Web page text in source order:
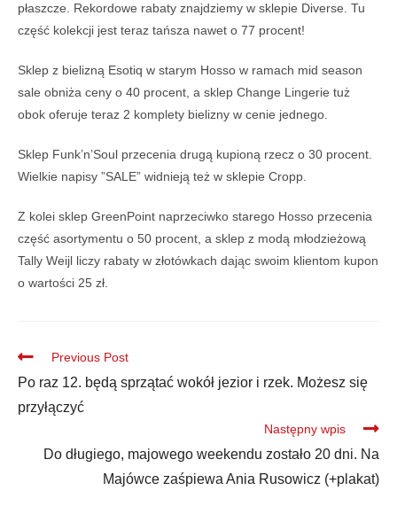
płaszcze. Rekordowe rabaty znajdziemy w sklepie Diverse. Tu
część kolekcji jest teraz tańsza nawet o 77 procent!
Sklep z bielizną Esotiq w starym Hosso w ramach mid season
sale obniża ceny o 40 procent, a sklep Change Lingerie tuż
obok oferuje teraz 2 komplety bielizny w cenie jednego.
Sklep Funk’n’Soul przecenia drugą kupioną rzecz o 30 procent.
Wielkie napisy ”SALE” widnieją też w sklepie Cropp.
Z kolei sklep GreenPoint naprzeciwko starego Hosso przecenia
część asortymentu o 50 procent, a sklep z modą młodzieżową
Tally Weijl liczy rabaty w złotówkach dając swoim klientom kupon
o wartości 25 zł.
Previous Post
Po raz 12. będą sprzątać wokół jezior i rzek. Możesz się
przyłączyć
Następny wpis
Do długiego, majowego weekendu zostało 20 dni. Na
Majówce zaśpiewa Ania Rusowicz (+plakat)